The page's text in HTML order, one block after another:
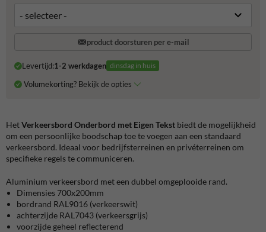
product doorsturen per e-mail
Levertijd:1-2 werkdagen dinsdag in huis
Volumekorting? Bekijk de opties
HetVerkeersbord Onderbord met Eigen Tekst biedt de mogelijkheid
om een persoonlijke boodschap toe te voegen aan een standaard
verkeersbord. Ideaal voor bedrijfsterreinen en privéterreinen om
specifieke regels te communiceren.
Aluminium verkeersbord met een dubbel omgeplooide rand.
Dimensies 700x200mm
bordrand RAL9016 (verkeerswit)
achterzijde RAL7043 (verkeersgrijs)
voorzijde geheel reflecterend